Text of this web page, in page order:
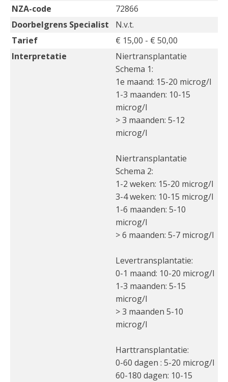
NZA-code
72866
Doorbelgrens Specialist
N.v.t.
Tarief
€ 15,00 - € 50,00
Interpretatie
Niertransplantatie
Schema 1:
1e maand: 15-20 microg/l
1-3 maanden: 10-15
microg/l
> 3 maanden: 5-12
microg/l
Niertransplantatie
Schema 2:
1-2 weken: 15-20 microg/l
3-4 weken: 10-15 microg/l
1-6 maanden: 5-10
microg/l
> 6 maanden: 5-7 microg/l
Levertransplantatie:
0-1 maand: 10-20 microg/l
1-3 maanden: 5-15
microg/l
> 3 maanden 5-10
microg/l
Harttransplantatie:
0-60 dagen : 5-20 microg/l
60-180 dagen: 10-15